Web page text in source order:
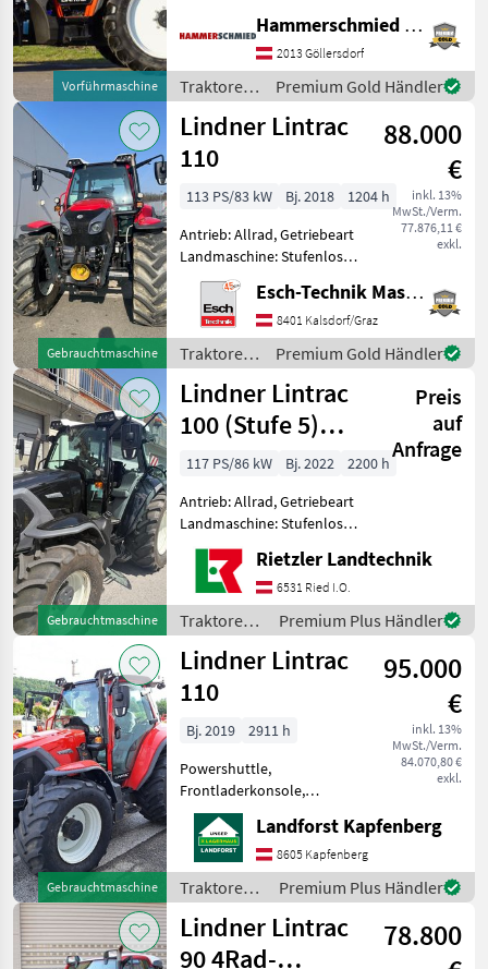
Vorführmaschine
Zapfwellendrehzahl:
430/540/750/1000,
Höchstgeschwindigkeit in
km/h: 40 km/h, Aufladun
Hammerschmied GmbH
2013 Göllersdorf
Traktoren
/ Lindner
Premium Gold Händler
Gebrauchtmaschine
Lindner Lintrac
110
88.000
€
inkl. 13%
MwSt./Verm.
77.876,11 €
exkl.
113 PS/83 kW Bj. 2018
1204 h
Antrieb: Allrad, Getriebeart
Landmaschine: Stufenloses
Getriebe, Fronthydraulik,
Frontzapfwelle, gefederte
Vorderachse, Luftsitz, Radio
Ausstattung: -
Fronthydraulik -
Esch-Technik Maschinenhandels GmbH, Vertriebszentrum Süd
8401 Kalsdorf/Graz
Traktoren
/ Lindner
Premium Gold Händler
Gebrauchtmaschine
Lindner Lintrac
100 (Stufe 5)
4Rad-Lenkung
Preis
auf
Anfrage
117 PS/86 kW Bj. 2022
2200 h
Antrieb: Allrad, Getriebeart
Landmaschine: Stufenloses
Getriebe, Plattform: Kabine,
Zapfwellendrehzahl:
430/540/750/1000,
Höchstgeschwindigkeit in
km/h: 40 km/h, Aufladun
Rietzler Landtechnik
6531 Ried I.O.
Traktoren /
Lindner
Premium Plus Händler
Gebrauchtmaschine
Lindner Lintrac
110
95.000
€
inkl. 13%
MwSt./Verm.
84.070,80 €
exkl.
Bj. 2019
2911 h
Powershuttle,
Frontladerkonsole,
druckloser Rücklauf, 4-Rad
Bremse, Luftsitz,
Zapfwellendrehzahl:
430/540/750/1000,
Höchstgeschwindigkeit in
km/h: 40 km/h,
Kabinenfederung,
Landforst Kapfenberg
8605 Kapfenberg
Traktoren /
Lindner
Premium Plus Händler
Lindner Lintrac
90 4Rad-
78.800